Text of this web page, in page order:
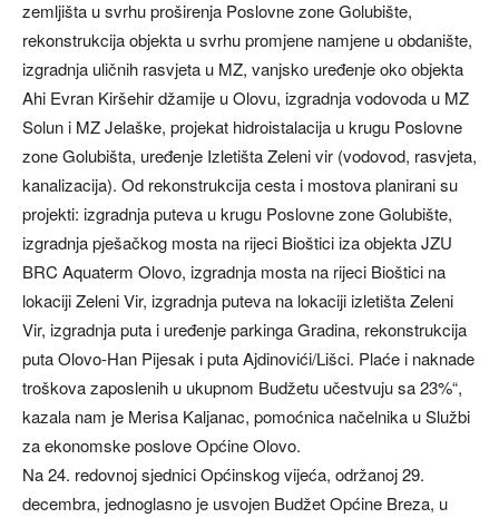
zemljišta u svrhu proširenja Poslovne zone Golubište,
rekonstrukcija objekta u svrhu promjene namjene u obdanište,
izgradnja uličnih rasvjeta u MZ, vanjsko uređenje oko objekta
Ahi Evran Kiršehir džamije u Olovu, izgradnja vodovoda u MZ
Solun i MZ Jelaške, projekat hidroistalacija u krugu Poslovne
zone Golubišta, uređenje Izletišta Zeleni vir (vodovod, rasvjeta,
kanalizacija). Od rekonstrukcija cesta i mostova planirani su
projekti: izgradnja puteva u krugu Poslovne zone Golubište,
izgradnja pješačkog mosta na rijeci Bioštici iza objekta JZU
BRC Aquaterm Olovo, izgradnja mosta na rijeci Bioštici na
lokaciji Zeleni Vir, izgradnja puteva na lokaciji izletišta Zeleni
Vir, izgradnja puta i uređenje parkinga Gradina, rekonstrukcija
puta Olovo-Han Pijesak i puta Ajdinovići/Lišci. Plaće i naknade
troškova zaposlenih u ukupnom Budžetu učestvuju sa 23%“,
kazala nam je Merisa Kaljanac, pomoćnica načelnika u Službi
za ekonomske poslove Općine Olovo.
Na 24. redovnoj sjednici Općinskog vijeća, održanoj 29.
decembra, jednoglasno je usvojen Budžet Općine Breza, u